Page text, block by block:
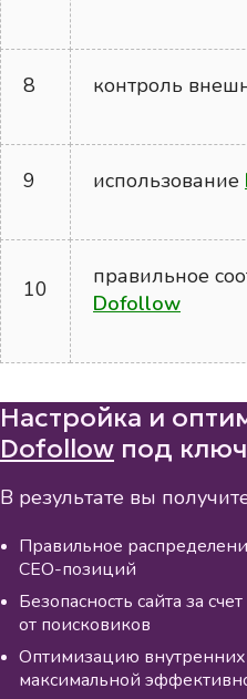
8 контроль
9 использование
10 правильное
Dofollow
Настройка и
Dofollow под ключ
В результате вы
Правильное
СЕО-позиций
Безопасность сайта за
от поисковиков
Оптимизацию
максимальной